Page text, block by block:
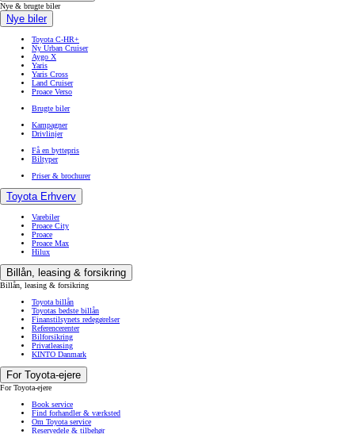
Nye & brugte biler
Nye biler
Toyota C-HR+
Ny Urban Cruiser
Aygo X
Yaris
Yaris Cross
Land Cruiser
Proace Verso
Brugte biler
Kampagner
Drivlinjer
Få en byttepris
Biltyper
Priser & brochurer
Toyota Erhverv
Varebiler
Proace City
Proace
Proace Max
Hilux
Billån, leasing & forsikring
Billån, leasing & forsikring
Toyota billån
Toyotas bedste billån
Finanstilsynets redegørelser
Referencerenter
Bilforsikring
Privatleasing
KINTO Danmark
For Toyota-ejere
For Toyota-ejere
Book service
Find forhandler & værksted
Om Toyota service
Reservedele & tilbehør